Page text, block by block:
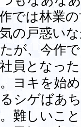
では林業の
の戸惑い
が、今作
員となっ
ヨキを始
シゲばあ
難しいこ